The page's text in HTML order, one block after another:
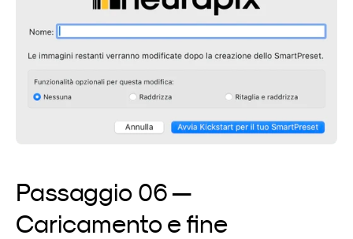
Passaggio 06 —
Caricamento e fine